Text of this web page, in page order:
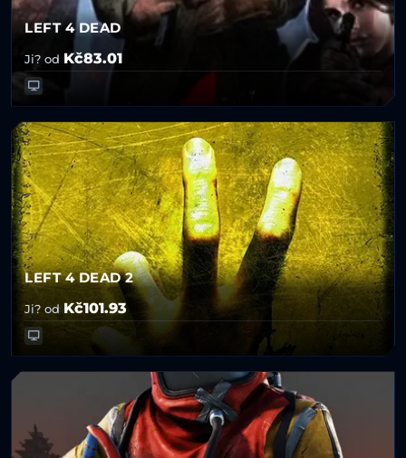
LEFT 4 DEAD
Ji? od Kč83.01
LEFT 4 DEAD 2
Ji? od Kč101.93